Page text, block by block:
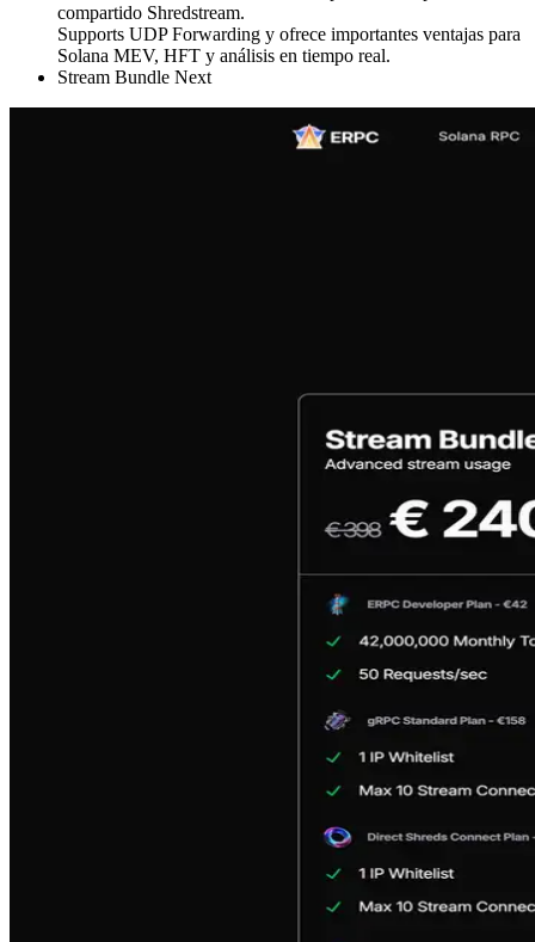
compartido Shredstream.
Supports UDP Forwarding y ofrece importantes ventajas para
Solana MEV, HFT y análisis en tiempo real.
Stream Bundle Next